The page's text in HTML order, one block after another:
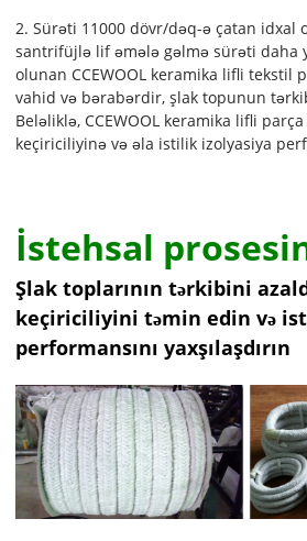
2. Sürəti 11000 dövr/dəq-ə çatan idxal
santrifüjlə lif əmələ gəlmə sürəti daha
olunan CCEWOOL keramika lifli tekstil
vahid və bərabərdir, şlak topunun
Beləliklə, CCEWOOL keramika lifli
keçiriciliyinə və əla istilik izolyasiya
İstehsal
Şlak toplarının tərkibini
keçiriciliyini təmin edin və
performansını yaxşılaşdırın